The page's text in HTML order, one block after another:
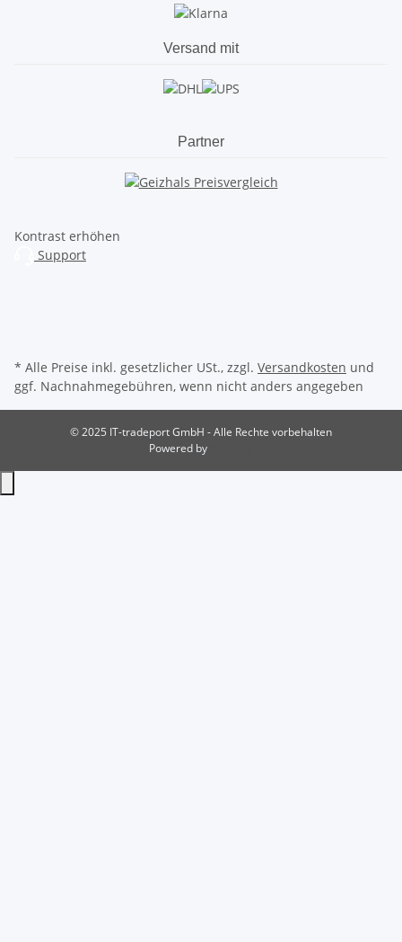
Versand mit
Partner
Kontrast erhöhen
Support
* Alle Preise inkl. gesetzlicher USt., zzgl. Versandkosten und
ggf. Nachnahmegebühren, wenn nicht anders angegeben
© 2025 IT-tradeport GmbH - Alle Rechte vorbehalten
Powered by